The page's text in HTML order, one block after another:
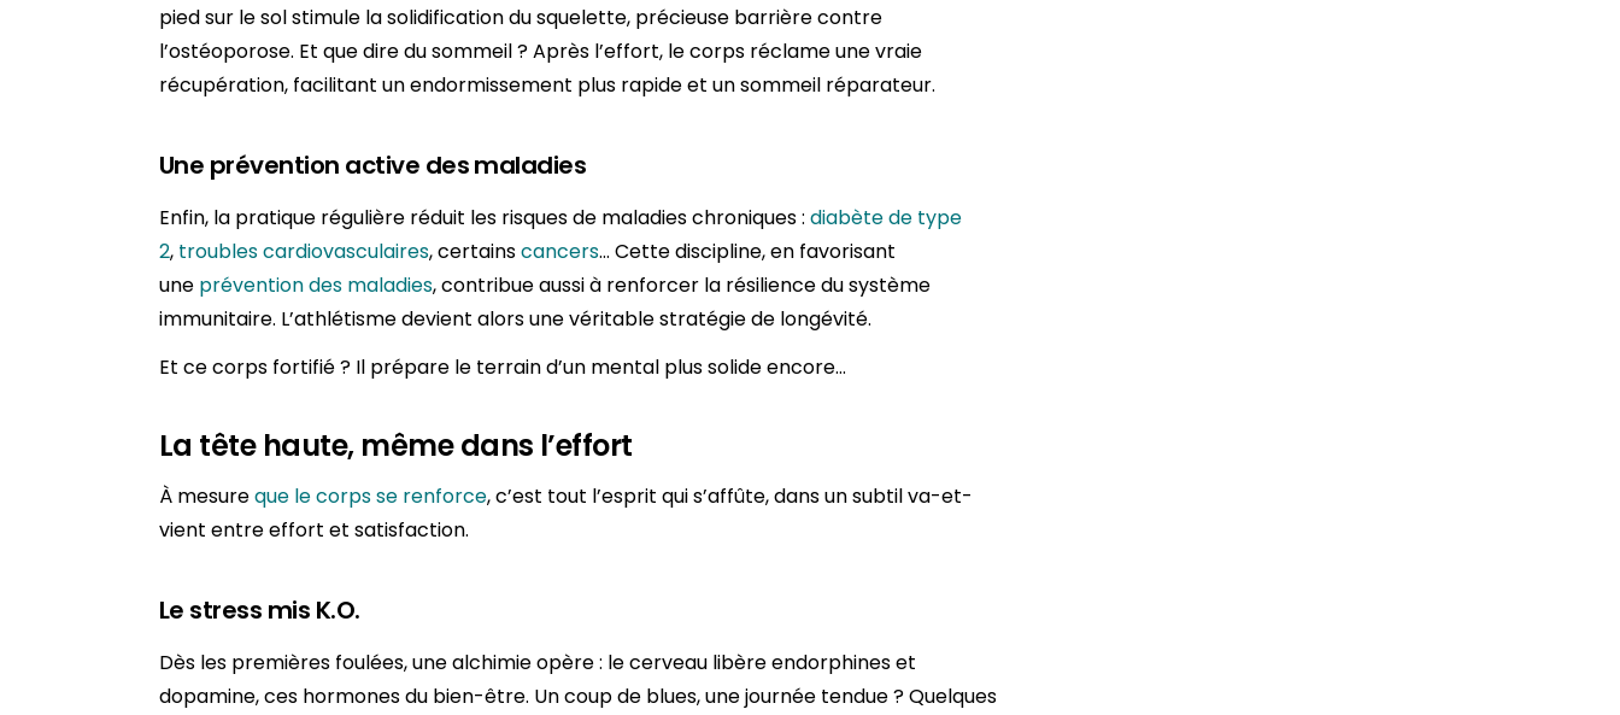
pied sur le sol stimule la solidification du squelette, précieuse barrière contre
l’ostéoporose. Et que dire du sommeil ? Après l’effort, le corps réclame une vraie
récupération, facilitant un endormissement plus rapide et un sommeil réparateur.
Une prévention active des maladies
Enfin, la pratique régulière réduit les risques de maladies chroniques : diabète de type
2, troubles cardiovasculaires, certainscancers… Cette discipline, en favorisant
une prévention des maladies, contribue aussi à renforcer la résilience du système
immunitaire. L’athlétisme devient alors une véritable stratégie de longévité.
Et ce corps fortifié ? Il prépare le terrain d’un mental plus solide encore…
La tête haute, même dans l’effort
À mesureque le corps se renforce, c’est tout l’esprit qui s’affûte, dans un subtil va-et-
vient entre effort et satisfaction.
Le stress mis K.O.
Dès les premières foulées, une alchimie opère : le cerveau libère endorphines et
dopamine, ces hormones du bien-être. Un coup de blues, une journée tendue ? Quelques